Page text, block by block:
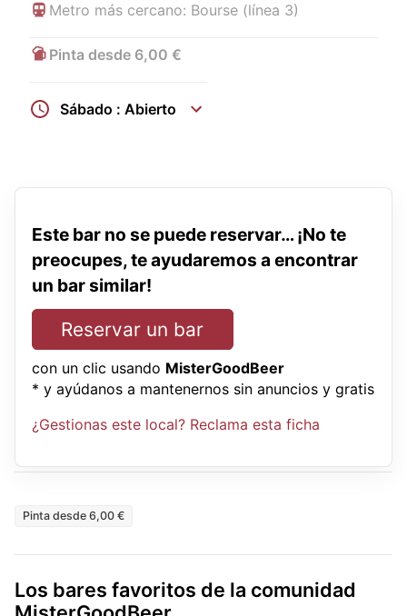
Metro más cercano: Bourse (línea 3)
Pinta desde 6,00 €
Sábado : Abierto
Este bar no se puede reservar… ¡No te
preocupes, te ayudaremos a encontrar
un bar similar!
Reservar un bar
con un clic usando MisterGoodBeer
* y ayúdanos a mantenernos sin anuncios y gratis
¿Gestionas este local? Reclama esta ficha
Pinta desde 6,00 €
Los bares favoritos de la comunidad